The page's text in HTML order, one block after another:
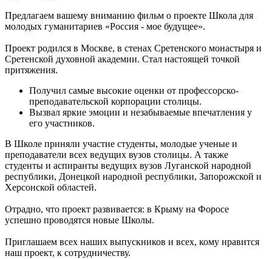
Предлагаем вашему вниманию фильм о проекте Школа для
молодых гуманитариев «Россия - мое будущее».
Проект родился в Москве, в стенах Сретенского монастыря и
Сретенской духовной академии. Стал настоящей точкой
притяжения.
Получил самые высокие оценки от профессорско-
преподавательской корпорации столицы.
Вызвал яркие эмоции и незабываемые впечатления у
его участников.
В Школе приняли участие студенты, молодые ученые и
преподаватели всех ведущих вузов столицы. А также
студенты и аспиранты ведущих вузов Луганской народной
республики, Донецкой народной республики, Запорожской и
Херсонской областей.
Отрадно, что проект развивается: в Крыму на Форосе
успешно проводятся новые Школы.
Приглашаем всех наших выпускников и всех, кому нравится
наш проект, к сотрудничеству.